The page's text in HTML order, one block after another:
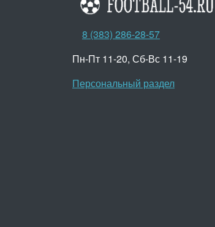
8 (383) 286-28-57
Пн-Пт 11-20, Сб-Вс 11-19
Персональный раздел